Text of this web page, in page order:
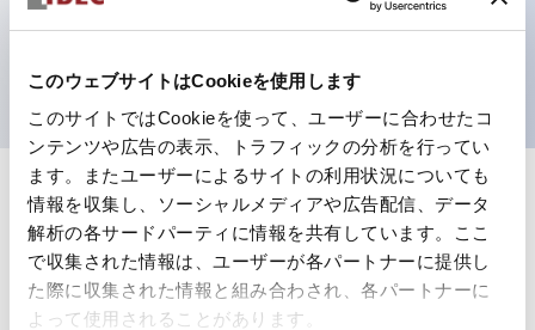
このウェブサイトはCookieを使用します
このサイトではCookieを使って、ユーザーに合わせたコ
ンテンツや広告の表示、トラフィックの分析を行ってい
ます。またユーザーによるサイトの利用状況についても
情報を収集し、ソーシャルメディアや広告配信、データ
解析の各サードパーティに情報を共有しています。ここ
で収集された情報は、ユーザーが各パートナーに提供し
た際に収集された情報と組み合わされ、各パートナーに
よって使用されることがあります。
ドキュメントとファイル
カタログ 規格・認証 技術文書 その他